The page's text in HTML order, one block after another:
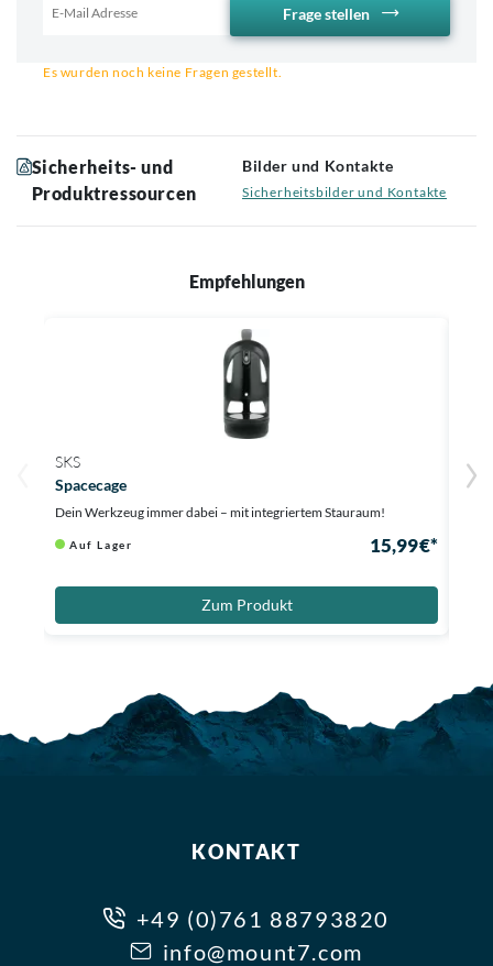
Frage stellen
Es wurden noch keine Fragen gestellt.
Sicherheits- und
Produktressourcen
Bilder und Kontakte
Sicherheitsbilder und Kontakte
Empfehlungen
SKS
Spacecage
Dein Werkzeug immer dabei – mit integriertem Stauraum!
Auf Lager 15,99 €*
Zum Produkt
KONTAKT
+49 (0)761 88793820
info@mount7.com